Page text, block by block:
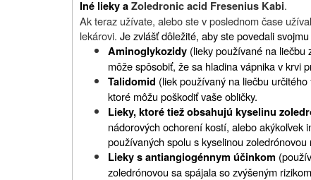
Iné lieky aZoledronic acid Fresenius Kabi.
Ak teraz užívate, alebo ste v poslednom čase
lekárovi. Je zvlášť dôležité, aby ste povedali
Aminoglykozidy (lieky používané na liečbu
môže spôsobiť, že sa hladina vápnika v krvi
Talidomid (liek používaný na liečbu
ktoré môžu poškodiť vaše obličky.
Lieky, ktoré tiež obsahujú kyselinu
nádorových ochorení kostí, alebo akýkoľvek
používaných spolu s kyselinou zoledrónovou
Lieky s antiangiogénnym účinkom
zoledrónovou sa spájala so zvýšeným